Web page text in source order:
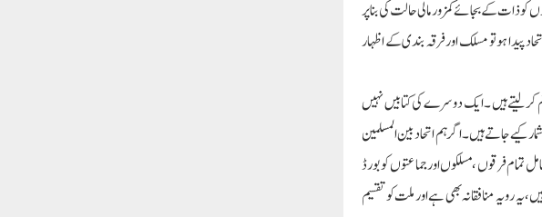
کوذات کے بجائے کمزور مالی حالت کی بنا پر
پیدا ہو تو مسلک اور فرقہ بندی کے اظہار
کرلیتے ہیں ۔ایک دوسرے کی کتابیں نہیں
کیے جاتے ہیں ۔اگر ہم اتحاد بین المسلمین
تمام فرقوں ،مسلکوں اور جماعتوں کو بورڈ
رویہ منافقانہ بھی ہے اور ملت کو تقسیم